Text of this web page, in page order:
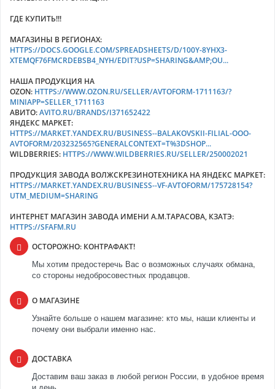
ГДЕ КУПИТЬ!!!
МАГАЗИНЫ В РЕГИОНАХ:
HTTPS://DOCS.GOOGLE.COM/SPREADSHEETS/D/100Y-8YHX3-
XTEMQF76FMCRDEBSB4_NYH/EDIT?USP=SHARING&AMP;OU...
НАША ПРОДУКЦИЯ НА
OZON: HTTPS://WWW.OZON.RU/SELLER/AVTOFORM-1711163/?
MINIAPP=SELLER_1711163
АВИТО:AVITO.RU/BRANDS/I371652422
ЯНДЕКС МАРКЕТ:
HTTPS://MARKET.YANDEX.RU/BUSINESS--BALAKOVSKII-FILIAL-OOO-
AVTOFORM/203232565?GENERALCONTEXT=T%3DSHOP...
WILDBERRIES: HTTPS://WWW.WILDBERRIES.RU/SELLER/250002021
ПРОДУКЦИЯ ЗАВОДА ВОЛЖСКРЕЗИНОТЕХНИКА НА ЯНДЕКС МАРКЕТ:
HTTPS://MARKET.YANDEX.RU/BUSINESS--VF-AVTOFORM/175728154?
UTM_MEDIUM=SHARING
ИНТЕРНЕТ МАГАЗИН ЗАВОДА ИМЕНИ А.М.ТАРАСОВА, КЗАТЭ:
HTTPS://SFAFM.RU
ОСТОРОЖНО: КОНТРАФАКТ!
Мы хотим предостеречь Вас о возможных случаях обмана,
со стороны недобросовестных продавцов.
О МАГАЗИНЕ
Узнайте больше о нашем магазине: кто мы, наши клиенты и
почему они выбрали именно нас.
ДОСТАВКА
Доставим ваш заказ в любой регион России, в удобное время